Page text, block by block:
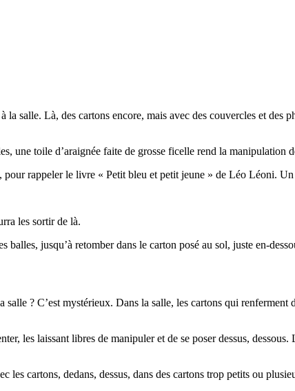
salle. Là, des cartons encore, mais avec des couvercles et des
une toile d’araignée faite de grosse ficelle rend la manipulation
pour rappeler le livre « Petit bleu et petit jeune » de Léo Léoni.
les sortir de là.
jusqu’à retomber dans le carton posé au sol, juste en-
? C’est mystérieux. Dans la salle, les cartons qui
les laissant libres de manipuler et de se poser dessus,
les cartons, dedans, dessus, dans des cartons trop petits ou